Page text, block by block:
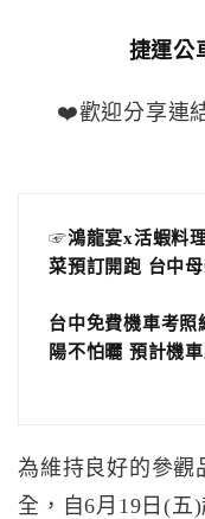
捷運公
❤️歡迎分享連
☞鴻龍宴x活蝦料
菜預訂開跑 台中
台中免費機車考照
陽不怕曬 預計機
為維持良好的參觀
全，自6月19日(五